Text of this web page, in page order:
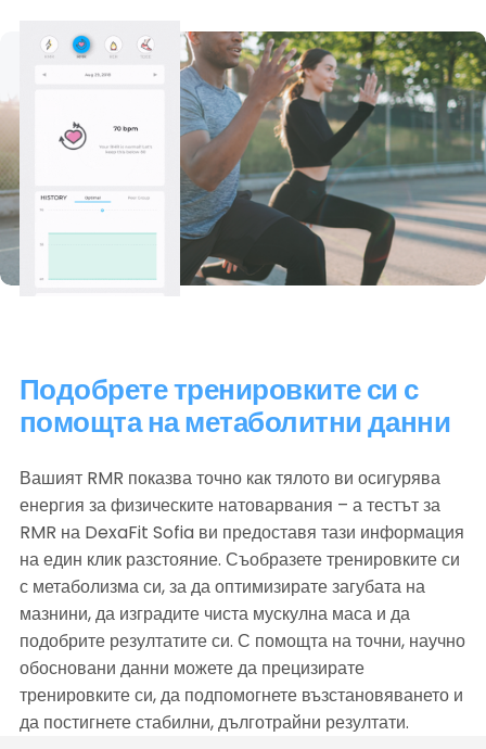
Подобрете тренировките си с
помощта на метаболитни данни
Вашият RMR показва точно как тялото ви осигурява
енергия за физическите натоварвания – а тестът за
RMR на DexaFit Sofia ви предоставя тази информация
на един клик разстояние. Съобразете тренировките си
с метаболизма си, за да оптимизирате загубата на
мазнини, да изградите чиста мускулна маса и да
подобрите резултатите си. С помощта на точни, научно
обосновани данни можете да прецизирате
тренировките си, да подпомогнете възстановяването и
да постигнете стабилни, дълготрайни резултати.